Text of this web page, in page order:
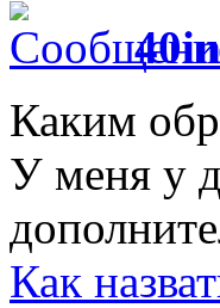
Каким
У меня у
Как